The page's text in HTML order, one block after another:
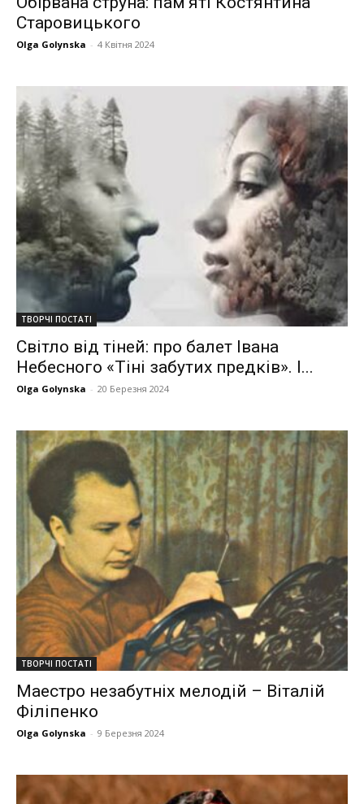
Старовицького
Olga Golynska - 4 Квітня 2024
ТВОРЧІ ПОСТАТІ
Світло від тіней: про балет Івана
Небесного «Тіні забутих предків». І...
Olga Golynska - 20 Березня 2024
ТВОРЧІ ПОСТАТІ
Маестро незабутніх мелодій – Віталій
Філіпенко
Olga Golynska - 9 Березня 2024